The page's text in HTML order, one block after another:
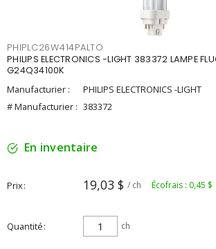
PHIPLC26W414PALTO
PHILIPS ELECTRONICS -LIGHT 383372 LAMPE
G24Q34100K
Manufacturier :
PHILIPS ELECTRONICS -LIGHT
# Manufacturier : 383372
En inventaire
Prix 19,03 $ / ch Écofrais : 0,45 $
Quantité ch